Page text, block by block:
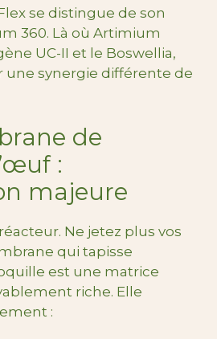
se distingue de son
360. Là où Artimium
UC-II et le Boswellia,
une synergie différente de
de
:
majeure
Ne jetez plus vos
qui tapisse
est une matrice
riche. Elle
: